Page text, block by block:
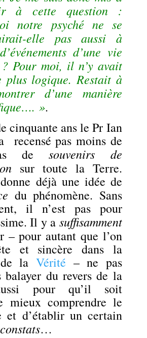
à cette question :
notre psyché ne se
elle pas aussi à
d’une vie
? Pour moi, il n’y avait
plus logique. Restait à
d’une manière
».
cinquante ans le Pr Ian
recensé pas moins de
desouvenirs de
sur toute la Terre.
déjà une idée de
du phénomène. Sans
il n’est pas pour
Il y a suffisamment
– pour autant que l’on
et sincère dans la
la Vérité – ne pas
du revers de la
pour qu’il soit
mieux comprendre le
et d’établir un certain
constats…